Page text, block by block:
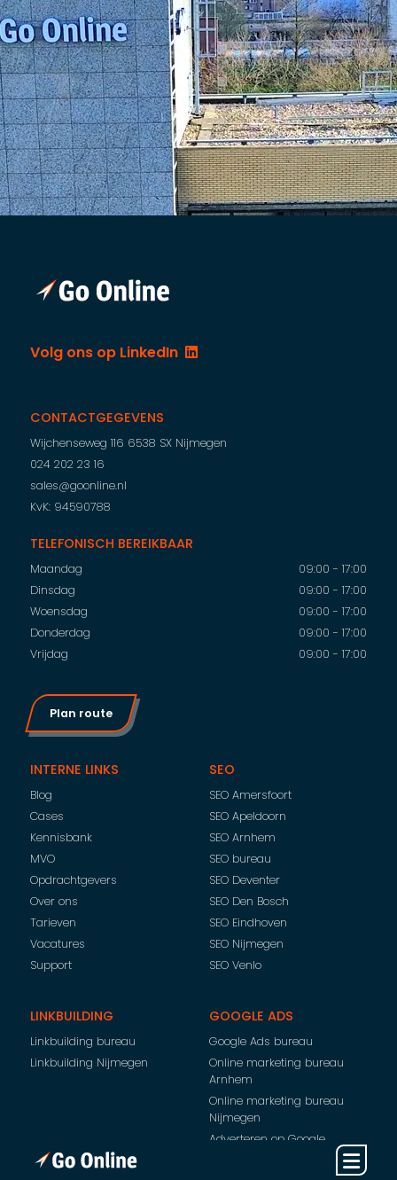
Volg ons op LinkedIn
INTERNE LINKS
Blog
Cases
Kennisbank
MVO
Opdrachtgevers
Over ons
Tarieven
Vacatures
Support
SEO
SEO Amersfoort
SEO Apeldoorn
SEO Arnhem
SEO bureau
SEO Deventer
SEO Den Bosch
SEO Eindhoven
SEO Nijmegen
SEO Venlo
LINKBUILDING
Linkbuilding bureau
Linkbuilding Nijmegen
GOOGLE ADS
Google Ads bureau
Online marketing bureau
Arnhem
Online marketing bureau
Nijmegen
Adverteren op Google
CONTACTGEGEVENS
Wijchenseweg 116 6538 SX Nijmegen
024 202 23 16
sales@goonline.nl
KvK: 94590788
TELEFONISCH BEREIKBAAR
Maandag
09:00 - 17:00
Dinsdag
09:00 - 17:00
Woensdag
09:00 - 17:00
Donderdag
09:00 - 17:00
Vrijdag
09:00 - 17:00
Plan route